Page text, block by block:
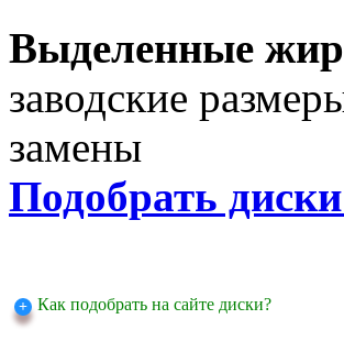
Выделенные
заводские
замены
Подобрать
Как подобрать на сайте диски?